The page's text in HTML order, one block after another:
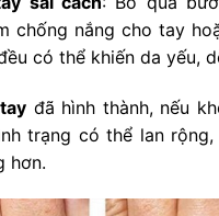
chống nắng cho tay
có thể khiến da yếu,
đã hình thành, nếu
trạng có thể lan rộng,
hơn.